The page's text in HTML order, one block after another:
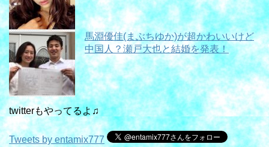
馬淵優佳(まぶちゆか)が超かわいいけど
中国人？瀬戸大也と結婚を発表！
twitterもやってるよ♫
Tweets by entamix777